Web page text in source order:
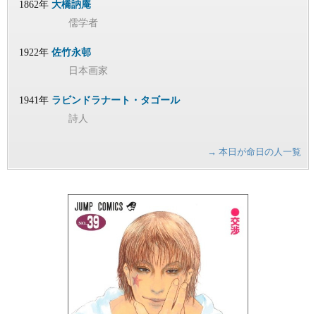
1862年 大橋訥庵
儒学者
1922年 佐竹永邨
日本画家
1941年 ラビンドラナート・タゴール
詩人
→ 本日が命日の人一覧